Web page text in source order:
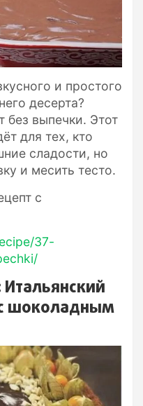
и простого
десерта?
без выпечки. Этот
для тех, кто
сладости, но
и месить тесто.
с
37-
шоколадным